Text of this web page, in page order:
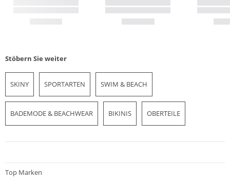
Stöbern Sie weiter
SKINY SPORTARTEN SWIM & BEACH
BADEMODE & BEACHWEAR BIKINIS OBERTEILE
Top Marken